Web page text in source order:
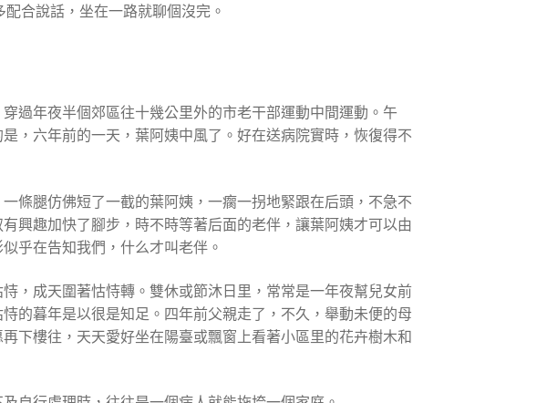
合說話，坐在一路就聊個沒完。
過年夜半個郊區往十幾公里外的市老干部運動中間運動。午
，六年前的一天，葉阿姨中風了。好在送病院實時，恢復得不
條腿仿佛短了一截的葉阿姨，一瘸一拐地緊跟在后頭，不急不
興趣加快了腳步，時不時等著后面的老伴，讓葉阿姨才可以由
乎在告知我們，什么才叫老伴。
，成天圍著怙恃轉。雙休或節沐日里，常常是一年夜幫兒女前
的暮年是以很是知足。四年前父親走了，不久，舉動未便的母
下樓往，天天愛好坐在陽臺或飄窗上看著小區里的花卉樹木和